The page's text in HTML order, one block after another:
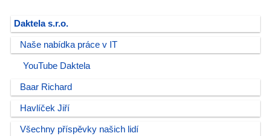
Daktela s.r.o.
Naše nabídka práce v IT
YouTube Daktela
Baar Richard
Havlíček Jiří
Všechny příspěvky našich lidí